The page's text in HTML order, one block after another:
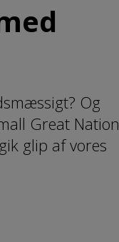
Og
Great Nation
glip af vores